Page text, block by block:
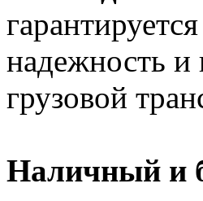
надежность и
грузовой
Наличный и